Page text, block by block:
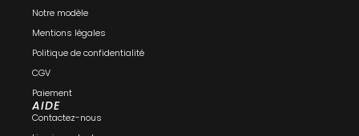
Notre modèle
Mentions légales
Politique de confidentialité
CGV
Paiement
AIDE
Contactez-nous